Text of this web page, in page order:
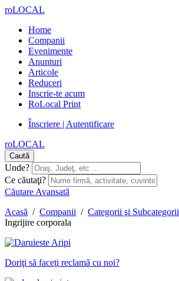
roLOCAL
Home
Companii
Evenimente
Anunturi
Articole
Reduceri
Inscrie-te acum
RoLocal Print
Înscriere | Autentificare
roLOCAL
Caută
Unde?
Ce căutaţi?
Căutare Avansată
Acasă / Companii / Categorii şi Subcategorii
Ingrijire corporala
Doriţi să faceţi reclamă cu noi?